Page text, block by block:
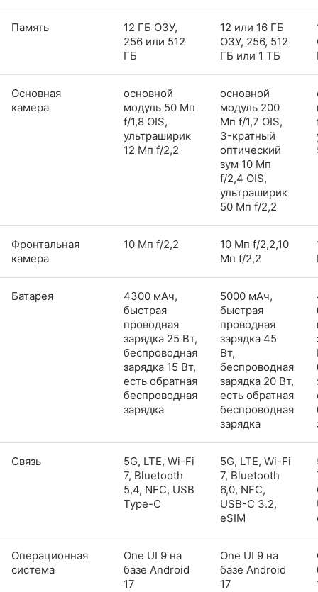
Память
12 ГБ ОЗУ,
256 или 512
ГБ
12 или 16 ГБ
ОЗУ, 256, 512
ГБ или 1 ТБ
Основная
камера
основной
модуль 50 Мп
f/1,8 OIS,
ультраширик
12 Мп f/2,2
основной
модуль 200
Мп f/1,7 OIS,
3-кратный
оптический
зум 10 Мп
f/2,4 OIS,
ультраширик
50 Мп f/2,2
Фронтальная
камера
10 Мп f/2,2
10 Мп f/2,2,10
Мп f/2,2
Батарея
4300 мАч,
быстрая
проводная
зарядка 25 Вт,
беспроводная
зарядка 15 Вт,
есть обратная
беспроводная
зарядка
5000 мАч,
быстрая
проводная
зарядка 45
Вт,
беспроводная
зарядка 20 Вт,
есть обратная
беспроводная
зарядка
Связь
5G, LTE, Wi-Fi
7, Bluetooth
5,4, NFC, USB
Type-C
5G, LTE, Wi-Fi
7, Bluetooth
6,0, NFC,
USB-C 3.2,
eSIM
Операционная
система
One UI 9 на
базе Android
17
One UI 9 на
базе Android
17